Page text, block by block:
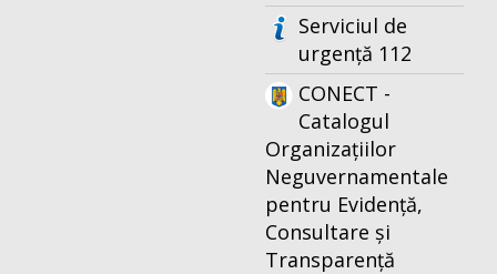
Serviciul de
urgență 112
CONECT -
Catalogul
Organizațiilor
Neguvernamentale
pentru Evidență,
Consultare și
Transparență